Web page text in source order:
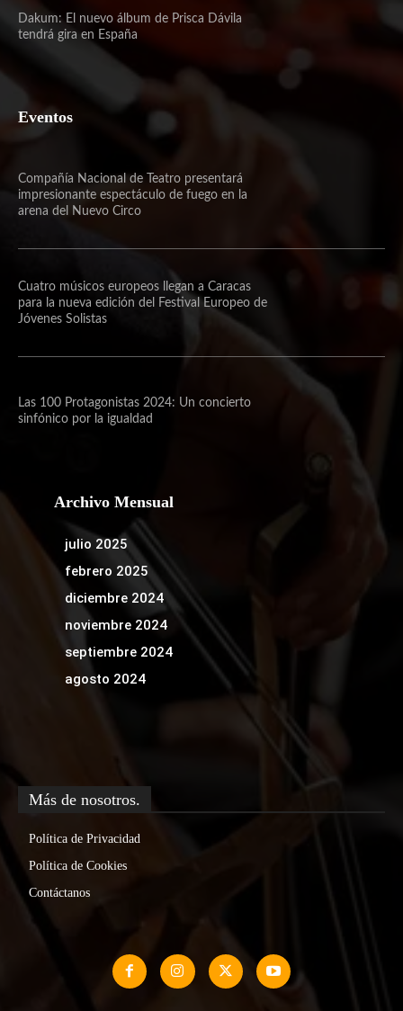
Dakum: El nuevo álbum de Prisca Dávila
tendrá gira en España
Eventos
Compañía Nacional de Teatro presentará
impresionante espectáculo de fuego en la
arena del Nuevo Circo
Cuatro músicos europeos llegan a Caracas
para la nueva edición del Festival Europeo de
Jóvenes Solistas
Las 100 Protagonistas 2024: Un concierto
sinfónico por la igualdad
Archivo Mensual
julio 2025
febrero 2025
diciembre 2024
noviembre 2024
septiembre 2024
agosto 2024
Más de nosotros.
Política de Privacidad
Política de Cookies
Contáctanos